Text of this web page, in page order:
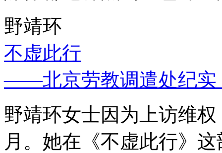
野靖环
不虚此行
——北京劳教调遣处纪实
野靖环女士因为上访维
月。她在《不虚此行》